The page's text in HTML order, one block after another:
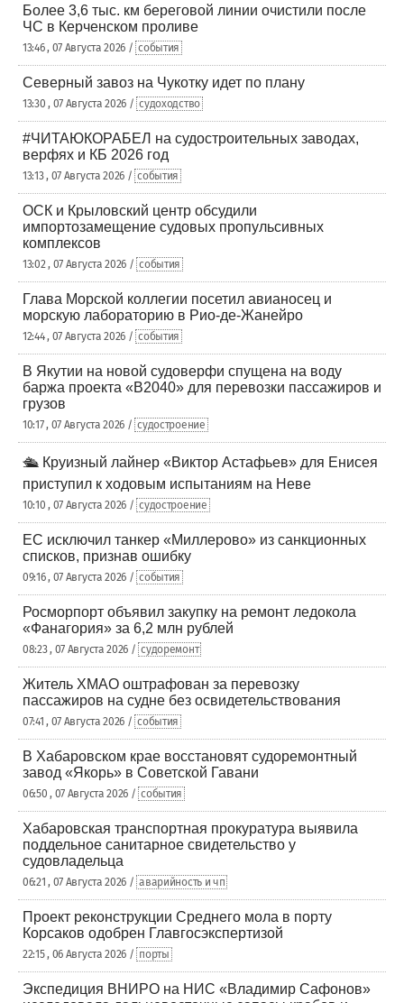
Более 3,6 тыс. км береговой линии очистили после
ЧС в Керченском проливе
13:46 , 07 Августа 2026 / события
Северный завоз на Чукотку идет по плану
13:30 , 07 Августа 2026 / судоходство
#ЧИТАЮКОРАБЕЛ на судостроительных заводах,
верфях и КБ 2026 год
13:13 , 07 Августа 2026 / события
ОСК и Крыловский центр обсудили
импортозамещение судовых пропульсивных
комплексов
13:02 , 07 Августа 2026 / события
Глава Морской коллегии посетил авианосец и
морскую лабораторию в Рио-де-Жанейро
12:44 , 07 Августа 2026 / события
В Якутии на новой судоверфи спущена на воду
баржа проекта «В2040» для перевозки пассажиров и
грузов
10:17 , 07 Августа 2026 / судостроение
🛳️ Круизный лайнер «Виктор Астафьев» для Енисея
приступил к ходовым испытаниям на Неве
10:10 , 07 Августа 2026 / судостроение
ЕС исключил танкер «Миллерово» из санкционных
списков, признав ошибку
09:16 , 07 Августа 2026 / события
Росморпорт объявил закупку на ремонт ледокола
«Фанагория» за 6,2 млн рублей
08:23 , 07 Августа 2026 / судоремонт
Житель ХМАО оштрафован за перевозку
пассажиров на судне без освидетельствования
07:41 , 07 Августа 2026 / события
В Хабаровском крае восстановят судоремонтный
завод «Якорь» в Советской Гавани
06:50 , 07 Августа 2026 / события
Хабаровская транспортная прокуратура выявила
поддельное санитарное свидетельство у
судовладельца
06:21 , 07 Августа 2026 / аварийность и чп
Проект реконструкции Среднего мола в порту
Корсаков одобрен Главгосэкспертизой
22:15 , 06 Августа 2026 / порты
Экспедиция ВНИРО на НИС «Владимир Сафонов»